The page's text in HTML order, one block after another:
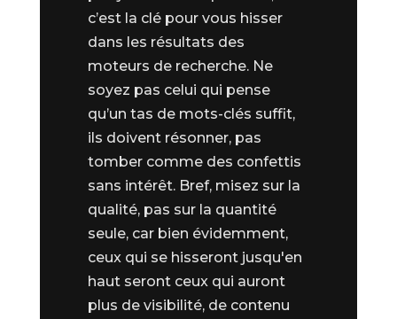
c’est la clé pour vous hisser
dans les résultats des
moteurs de recherche. Ne
soyez pas celui qui pense
qu’un tas de mots-clés suffit,
ils doivent résonner, pas
tomber comme des confettis
sans intérêt. Bref, misez sur la
qualité, pas sur la quantité
seule, car bien évidemment,
ceux qui se hisseront jusqu'en
haut seront ceux qui auront
plus de visibilité, de contenu